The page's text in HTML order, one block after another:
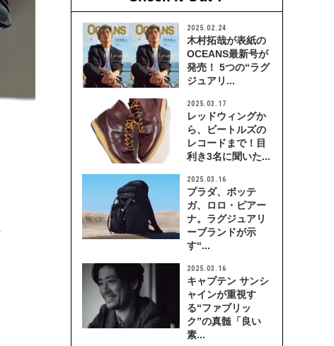
2025.02.24
木村拓哉が表紙の
OCEANS最新号が
発売！ 5つの“ラグ
ジュアリ...
2025.03.17
レッドウィングか
ら、ビートルズの
レコードまで！目
利き3名に聞いた...
2025.03.16
プラダ、ボッテ
ガ、ロロ・ピアー
ナ。ラグジュアリ
ーブランドが示
す“...
2025.03.16
キャプテン サンシ
ャインが重視す
る“ファブリッ
ク”の真髄「良い
素...